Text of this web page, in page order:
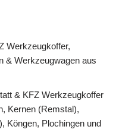
Werkzeugkoffer,
& Werkzeugwagen aus
& KFZ Werkzeugkoffer
Kernen (Remstal),
Köngen, Plochingen und